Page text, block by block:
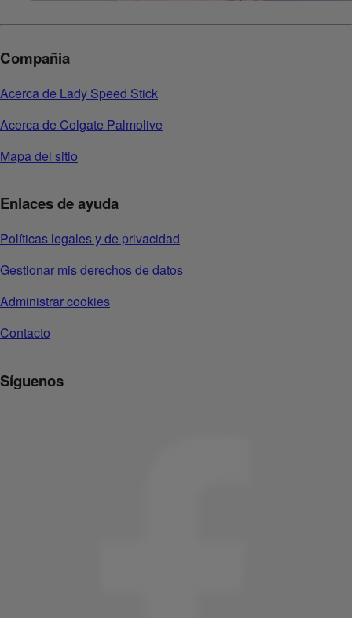
Compañia
Acerca de Lady Speed Stick
Acerca de Colgate Palmolive
Mapa del sitio
Enlaces de ayuda
Políticas legales y de privacidad
Gestionar mis derechos de datos
Administrar cookies
Contacto
Síguenos